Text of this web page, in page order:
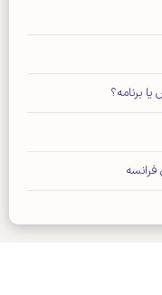
برنامه؟
فرانسه